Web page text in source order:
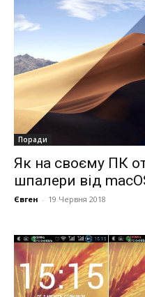
Поради
Як на своєму ПК
шпалери від
Євген - 19 Червня 2018